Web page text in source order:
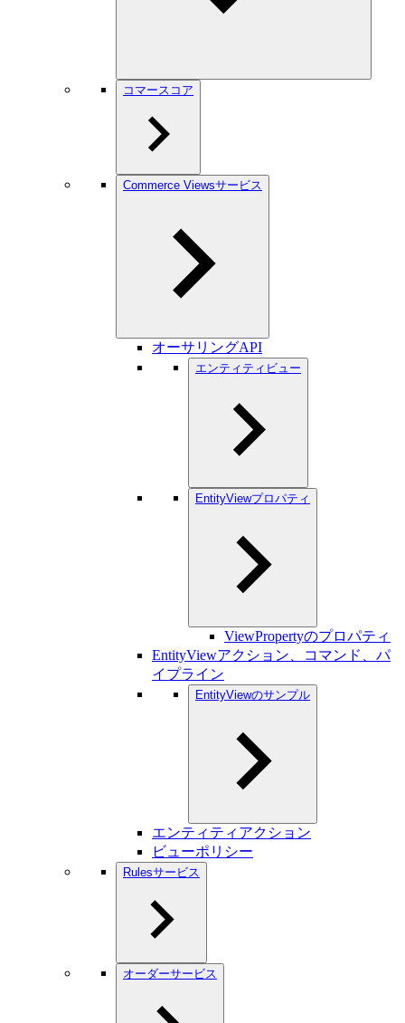
コマースコア
Commerce Viewsサービス
オーサリングAPI
エンティティビュー
EntityViewプロパティ
ViewPropertyのプロパティ
EntityViewアクション、コマンド、パ
イプライン
EntityViewのサンプル
エンティティアクション
ビューポリシー
Rulesサービス
オーダーサービス